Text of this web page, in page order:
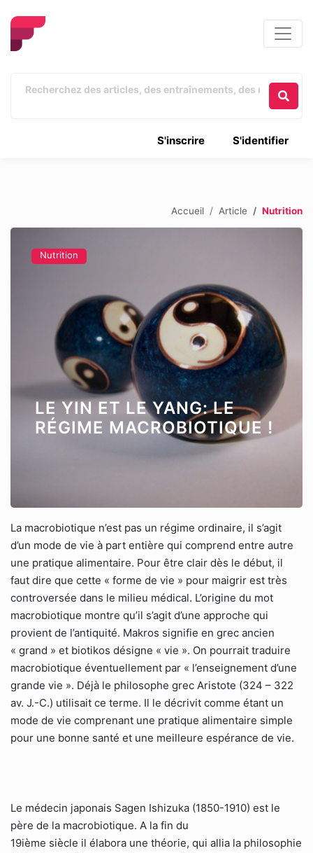
S'identifier
S'inscrire
Accueil Article Nutrition
Nutrition
LE YIN ET LE YANG: LE
RÉGIME MACROBIOTIQUE !
La macrobiotique n’est pas un régime ordinaire, il s’agit
d’un mode de vie à part entière qui comprend entre autre
une pratique alimentaire. Pour être clair dès le début, il
faut dire que cette « forme de vie » pour maigrir est très
controversée dans le milieu médical. L’origine du mot
macrobiotique montre qu’il s’agit d’une approche qui
provient de l’antiquité. Makros signifie en grec ancien
« grand » et biotikos désigne « vie ». On pourrait traduire
macrobiotique éventuellement par « l’enseignement d’une
grande vie ». Déjà le philosophe grec Aristote (324 – 322
av. J.-C.) utilisait ce terme. Il le décrivit comme étant un
mode de vie comprenant une pratique alimentaire simple
pour une bonne santé et une meilleure espérance de vie.
Le médecin japonais Sagen Ishizuka (1850-1910) est le
père de la macrobiotique. A la fin du
19ième siècle il élabora une théorie, qui allia la philosophie